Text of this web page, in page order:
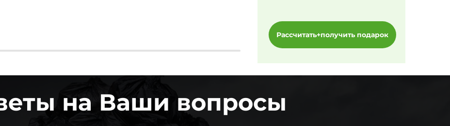
Рассчитать+получить подарок
на Ваши вопросы